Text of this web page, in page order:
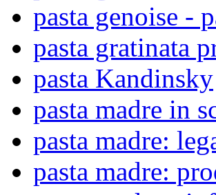
pasta genoise -
pasta gratinata
pasta Kandinsky
pasta madre in
pasta madre:
pasta madre: